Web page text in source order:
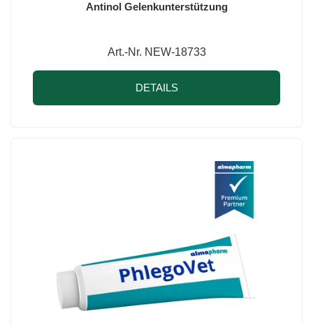
Antinol Gelenkunterstützung
Art.-Nr. NEW-18733
DETAILS